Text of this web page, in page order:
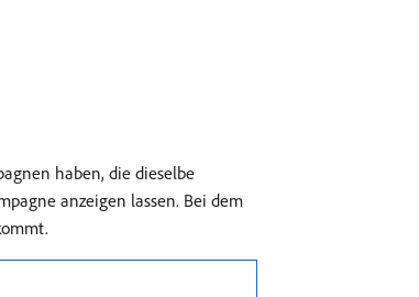
haben, die dieselbe
anzeigen lassen. Bei dem